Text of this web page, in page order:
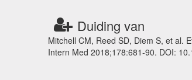
Duiding van
Mitchell CM, Reed SD, Diem S, et al.
Intern Med 2018;178:681-90. DOI: